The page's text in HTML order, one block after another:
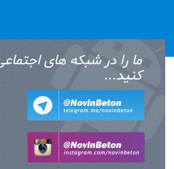
ما را در شبکه های
کنید...